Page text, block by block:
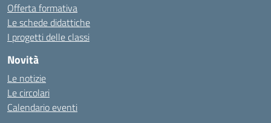
Offerta formativa
Le schede didattiche
I progetti delle classi
Novità
Le notizie
Le circolari
Calendario eventi